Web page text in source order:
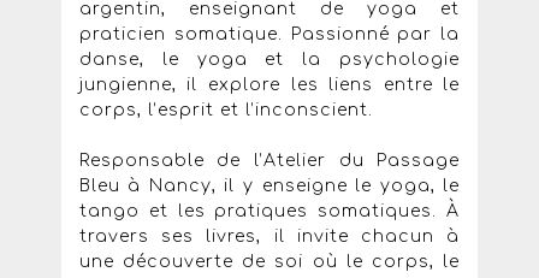
argentin, enseignant de yoga et
praticien somatique. Passionné par la
danse, le yoga et la psychologie
jungienne, il explore les liens entre le
corps, l’esprit et l’inconscient.
Responsable de l’Atelier du Passage
Bleu à Nancy, il y enseigne le yoga, le
tango et les pratiques somatiques. À
travers ses livres, il invite chacun à
une découverte de soi où le corps, le